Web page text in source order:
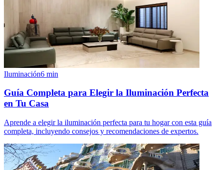
Iluminación6 min
Guía Completa para Elegir la Iluminación Perfecta
en Tu Casa
Aprende a elegir la iluminación perfecta para tu hogar con esta guía
completa, incluyendo consejos y recomendaciones de expertos.